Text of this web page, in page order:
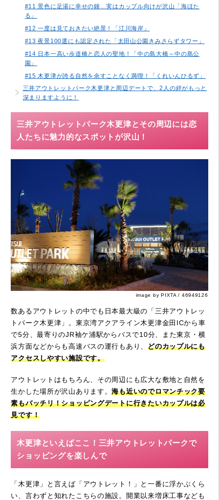
#11 景色に足湯に幸せの鐘…実はカップル向けが沢山「海ほた
る」
#12 一度は見ておきたい絶景！「江川海岸」
#13 夜景100選にも認定された「太田山公園きみさらずタワー」
#14 日本一高い歩道橋と恋人の聖地！「中の島大橋～中の島公
園」
#15 木更津が誇る自然を余すことなく満喫！「くれいんひるず」
三井アウトレットパーク木更津と周辺デートで、2人の絆がもっと
深まりますように！
三井アウトレットパーク木更津とその周辺には恋
人たちに魅力的なスポットが沢山！
image by PIXTA / 46949126
数あるアウトレットの中でも日本最大級の「三井アウトレッ
トパーク木更津」。東京湾アクアライン木更津金田ICから車
で5分、最寄りのJR袖ケ浦駅からバスで10分、また東京・横
浜方面などからも高速バスの運行もあり、どのカップルにも
アクセスしやすい施設です。
アウトレットはもちろん、その周辺にも広大な敷地と自然を
生かした場所が沢山あります。海も近いのでロマンチック要
素もバッチリ！ショッピングデートに行きたいカップルは必
見です！
木更津といえばここ！三井アウトレットパークで
ショッピングを楽しんで
「木更津」と言えば「アウトレット！」と一番に浮かぶくら
い、言わずと知れたこちらの施設。開業以来増床工事なども